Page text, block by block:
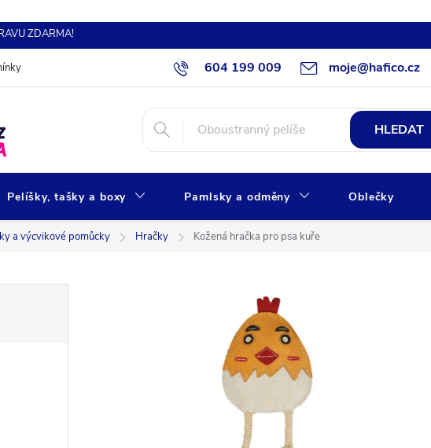
ZDARMA!
604 199 009 moje@hafico.cz
HLEDAT
Pelíšky, tašky a boxy Pamlsky a odměny Oblečky
a výcvikové pomůcky Hračky Kožená hračka pro psa kuře